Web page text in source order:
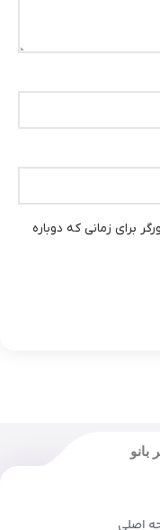
برای زمانی که دوباره
بانو
اصلی